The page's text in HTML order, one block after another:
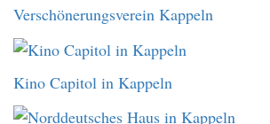
Verschönerungsverein Kappeln
Kino Capitol in Kappeln